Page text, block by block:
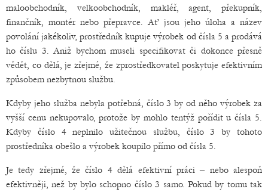
maloobchodník, velkoobchodník, makléř, agent, překupník,
finančník, montér nebo přepravce. Ať jsou jeho úloha a název
povolání jakékoliv, prostředník kupuje výrobek od čísla 5 a prodává
ho číslu 3. Aniž bychom museli specifikovat či dokonce přesně
vědět, co dělá, je zřejmé, že zprostředkovatel poskytuje efektivním
způsobem nezbytnou službu.
Kdyby jeho služba nebyla potřebná, číslo 3 by od něho výrobek za
vyšší cenu nekupovalo, protože by mohlo tentýž pořídit u čísla 5.
Kdyby číslo 4 neplnilo užitečnou službu, číslo 3 by tohoto
prostředníka obešlo a výrobek koupilo přímo od čísla 5.
Je tedy zřejmé, že číslo 4 dělá efektivní práci – nebo alespoň
efektivněji, než by bylo schopno číslo 3 samo. Pokud by tomu tak